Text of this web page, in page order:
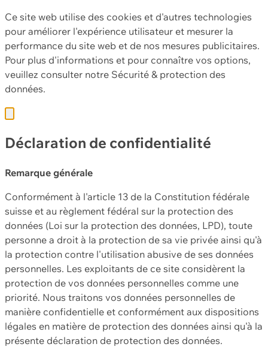
Ce site web utilise des cookies et d'autres technologies
pour améliorer l'expérience utilisateur et mesurer la
performance du site web et de nos mesures publicitaires.
Pour plus d'informations et pour connaître vos options,
veuillez consulter notre Sécurité & protection des
données.
Déclaration de confidentialité
Remarque générale
Conformément à l'article 13 de la Constitution fédérale
suisse et au règlement fédéral sur la protection des
données (Loi sur la protection des données, LPD), toute
personne a droit à la protection de sa vie privée ainsi qu'à
la protection contre l'utilisation abusive de ses données
personnelles. Les exploitants de ce site considèrent la
protection de vos données personnelles comme une
priorité. Nous traitons vos données personnelles de
manière confidentielle et conformément aux dispositions
légales en matière de protection des données ainsi qu'à la
présente déclaration de protection des données.